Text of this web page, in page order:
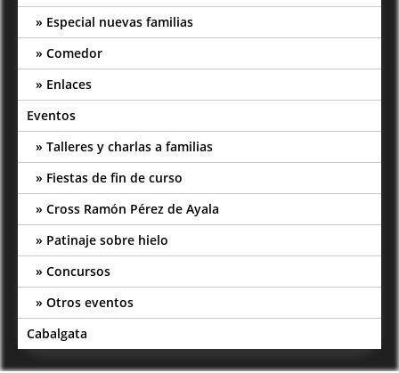
Especial nuevas familias
Comedor
Enlaces
Eventos
Talleres y charlas a familias
Fiestas de fin de curso
Cross Ramón Pérez de Ayala
Patinaje sobre hielo
Concursos
Otros eventos
Cabalgata